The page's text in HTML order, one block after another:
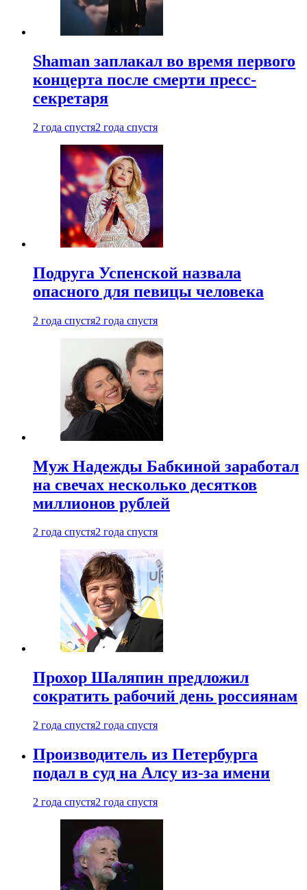
Shaman заплакал во время первого
концерта после смерти пресс-
секретаря
2 года спустя2 года спустя
Подруга Успенской назвала
опасного для певицы человека
2 года спустя2 года спустя
Муж Надежды Бабкиной заработал
на свечах несколько десятков
миллионов рублей
2 года спустя2 года спустя
Прохор Шаляпин предложил
сократить рабочий день россиянам
2 года спустя2 года спустя
Производитель из Петербурга
подал в суд на Алсу из-за имени
2 года спустя2 года спустя